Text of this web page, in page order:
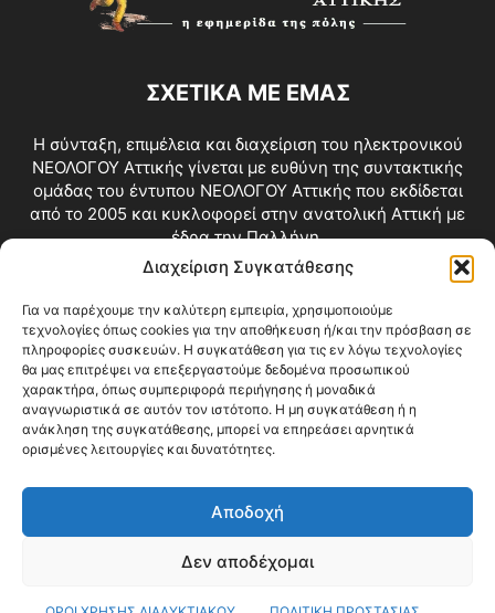
Διαχείριση Συγκατάθεσης
Για να παρέχουμε την καλύτερη εμπειρία, χρησιμοποιούμε
τεχνολογίες όπως cookies για την αποθήκευση ή/και την πρόσβαση σε
πληροφορίες συσκευών. Η συγκατάθεση για τις εν λόγω τεχνολογίες
θα μας επιτρέψει να επεξεργαστούμε δεδομένα προσωπικού
χαρακτήρα, όπως συμπεριφορά περιήγησης ή μοναδικά
αναγνωριστικά σε αυτόν τον ιστότοπο. Η μη συγκατάθεση ή η
ανάκληση της συγκατάθεσης, μπορεί να επηρεάσει αρνητικά
ορισμένες λειτουργίες και δυνατότητες.
Αποδοχή
Δεν αποδέχομαι
ΣΧΕΤΙΚΑ ΜΕ ΕΜΑΣ
Η σύνταξη, επιμέλεια και διαχείριση του ηλεκτρονικού
ΝΕΟΛΟΓΟΥ Αττικής γίνεται με ευθύνη της συντακτικής
ομάδας του έντυπου ΝΕΟΛΟΓΟΥ Αττικής που εκδίδεται
από το 2005 και κυκλοφορεί στην ανατολική Αττική με
έδρα την Παλλήνη.
Επικοινωνία:info@neologosattikis.gr
ΑΚΟΛΟΥΘΗΣΕ ΜΑΣ
Videos Όροι Χρήσης